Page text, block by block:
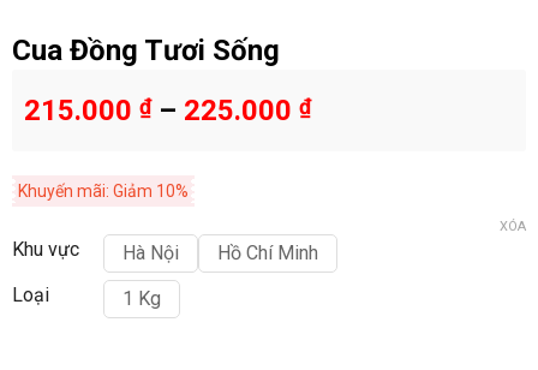
Cua Đồng Tươi Sống
215.000 ₫– 225.000 ₫
Khuyến mãi: Giảm 10%
Khu vực Hà Nội
Hồ Chí Minh
Loại
1 Kg
XÓA